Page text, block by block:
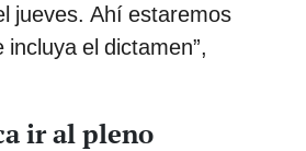
jueves. Ahí estaremos
el dictamen”,
ir al pleno